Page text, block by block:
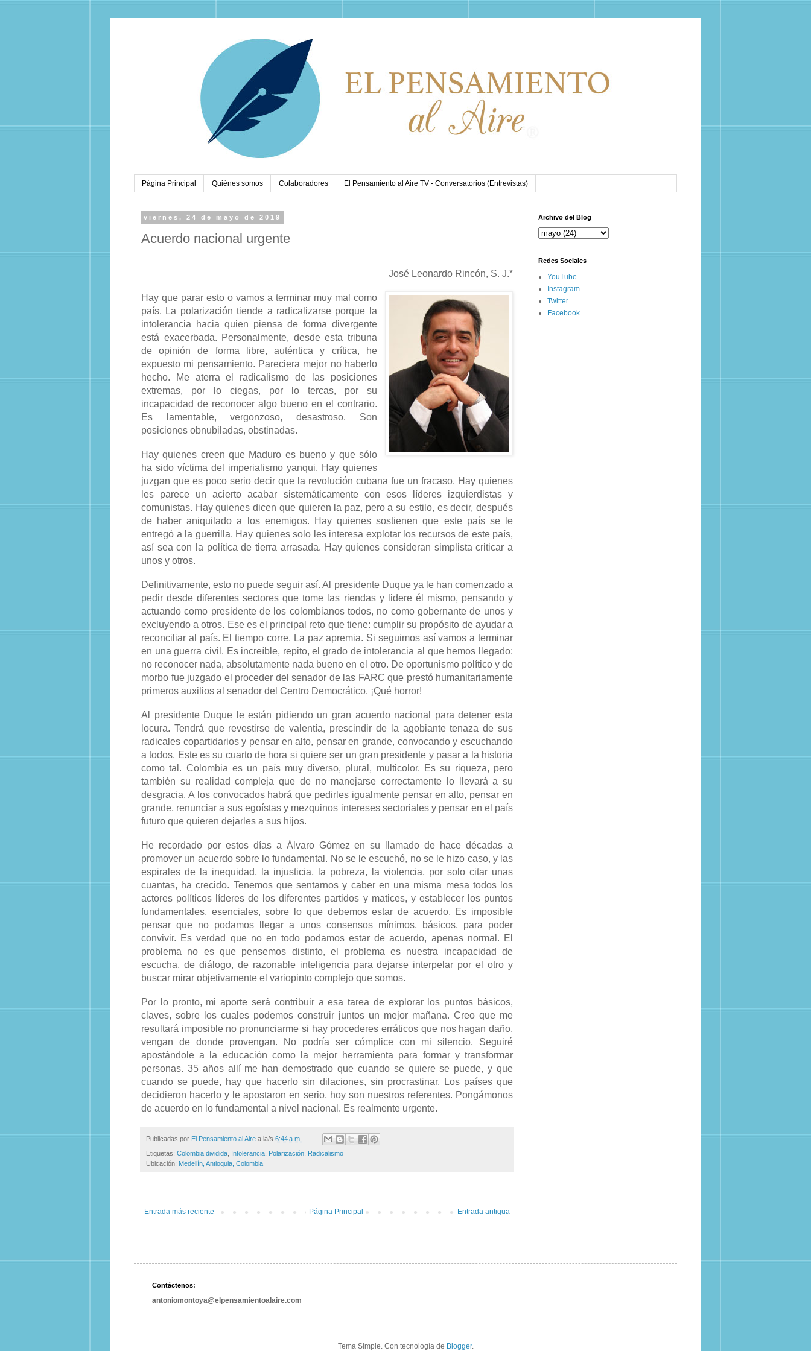
Página Principal Quiénes somos Colaboradores El Pensamiento al Aire TV - Conversatorios (Entrevistas)
viernes, 24 de mayo de 2019
Acuerdo nacional urgente
José Leonardo Rincón, S. J.*
Hay que parar esto o vamos a terminar muy mal como
país. La polarización tiende a radicalizarse porque la
intolerancia hacia quien piensa de forma divergente
está exacerbada. Personalmente, desde esta tribuna
de opinión de forma libre, auténtica y crítica, he
expuesto mi pensamiento. Pareciera mejor no haberlo
hecho. Me aterra el radicalismo de las posiciones
extremas, por lo ciegas, por lo tercas, por su
incapacidad de reconocer algo bueno en el contrario.
Es lamentable, vergonzoso, desastroso. Son
posiciones obnubiladas, obstinadas.
Hay quienes creen que Maduro es bueno y que sólo
ha sido víctima del imperialismo yanqui. Hay quienes
juzgan que es poco serio decir que la revolución cubana fue un fracaso. Hay quienes
les parece un acierto acabar sistemáticamente con esos líderes izquierdistas y
comunistas. Hay quienes dicen que quieren la paz, pero a su estilo, es decir, después
de haber aniquilado a los enemigos. Hay quienes sostienen que este país se le
entregó a la guerrilla. Hay quienes solo les interesa explotar los recursos de este país,
así sea con la política de tierra arrasada. Hay quienes consideran simplista criticar a
unos y otros.
Definitivamente, esto no puede seguir así. Al presidente Duque ya le han comenzado a
pedir desde diferentes sectores que tome las riendas y lidere él mismo, pensando y
actuando como presidente de los colombianos todos, no como gobernante de unos y
excluyendo a otros. Ese es el principal reto que tiene: cumplir su propósito de ayudar a
reconciliar al país. El tiempo corre. La paz apremia. Si seguimos así vamos a terminar
en una guerra civil. Es increíble, repito, el grado de intolerancia al que hemos llegado:
no reconocer nada, absolutamente nada bueno en el otro. De oportunismo político y de
morbo fue juzgado el proceder del senador de las FARC que prestó humanitariamente
primeros auxilios al senador del Centro Democrático. ¡Qué horror!
Al presidente Duque le están pidiendo un gran acuerdo nacional para detener esta
locura. Tendrá que revestirse de valentía, prescindir de la agobiante tenaza de sus
radicales copartidarios y pensar en alto, pensar en grande, convocando y escuchando
a todos. Este es su cuarto de hora si quiere ser un gran presidente y pasar a la historia
como tal. Colombia es un país muy diverso, plural, multicolor. Es su riqueza, pero
también su realidad compleja que de no manejarse correctamente lo llevará a su
desgracia. A los convocados habrá que pedirles igualmente pensar en alto, pensar en
grande, renunciar a sus egoístas y mezquinos intereses sectoriales y pensar en el país
futuro que quieren dejarles a sus hijos.
He recordado por estos días a Álvaro Gómez en su llamado de hace décadas a
promover un acuerdo sobre lo fundamental. No se le escuchó, no se le hizo caso, y las
espirales de la inequidad, la injusticia, la pobreza, la violencia, por solo citar unas
cuantas, ha crecido. Tenemos que sentarnos y caber en una misma mesa todos los
actores políticos líderes de los diferentes partidos y matices, y establecer los puntos
fundamentales, esenciales, sobre lo que debemos estar de acuerdo. Es imposible
pensar que no podamos llegar a unos consensos mínimos, básicos, para poder
convivir. Es verdad que no en todo podamos estar de acuerdo, apenas normal. El
problema no es que pensemos distinto, el problema es nuestra incapacidad de
escucha, de diálogo, de razonable inteligencia para dejarse interpelar por el otro y
buscar mirar objetivamente el variopinto complejo que somos.
Por lo pronto, mi aporte será contribuir a esa tarea de explorar los puntos básicos,
claves, sobre los cuales podemos construir juntos un mejor mañana. Creo que me
resultará imposible no pronunciarme si hay procederes erráticos que nos hagan daño,
vengan de donde provengan. No podría ser cómplice con mi silencio. Seguiré
apostándole a la educación como la mejor herramienta para formar y transformar
personas. 35 años allí me han demostrado que cuando se quiere se puede, y que
cuando se puede, hay que hacerlo sin dilaciones, sin procrastinar. Los países que
decidieron hacerlo y le apostaron en serio, hoy son nuestros referentes. Pongámonos
de acuerdo en lo fundamental a nivel nacional. Es realmente urgente.
Publicadas por El Pensamiento al Aire a la/s 6:44 a.m.
Etiquetas: Colombia dividida, Intolerancia, Polarización, Radicalismo
Ubicación: Medellín, Antioquia, Colombia
Entrada más reciente Entrada antigua
Página Principal
Archivo del Blog
Redes Sociales
YouTube
Instagram
Twitter
Facebook
Contáctenos:
antoniomontoya@elpensamientoalaire.com
Tema Simple. Con tecnología de Blogger.